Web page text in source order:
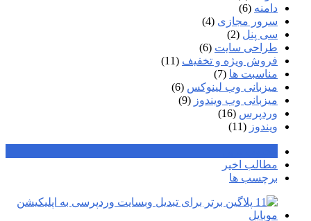
دامنه (6)
سرور مجازی (4)
سی پنل (2)
طراحی سایت (6)
فروش ویژه و تخفیف (11)
مناسبت ها (7)
میزبانی وب لینوکس (6)
میزبانی وب ویندوز (9)
وردپرس (16)
ویندوز (11)
مطالب اخیر
برچسب ها